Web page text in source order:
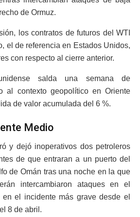
de Ormuz.
los contratos de futuros del WTI
el de referencia en Estados Unidos,
con respecto al cierre anterior.
salda una semana de
al contexto geopolítico en Oriente
de valor acumulada del 6 %.
Medio
y dejó inoperativos dos petroleros
de que entraran a un puerto del
de Omán tras una noche en la que
intercambiaron ataques en el
en el incidente más grave desde el
8 de abril.